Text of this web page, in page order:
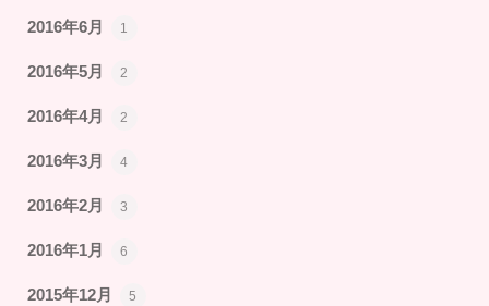
2016年6月 1
2016年5月 2
2016年4月 2
2016年3月 4
2016年2月 3
2016年1月 6
2015年12月 5